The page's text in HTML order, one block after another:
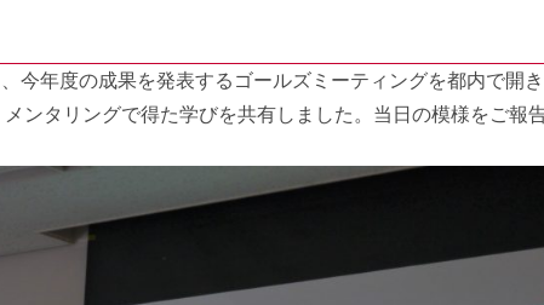
今年度の成果を発表するゴールズミーティングを都内で開
ンタリングで得た学びを共有しました。当日の模様をご報告